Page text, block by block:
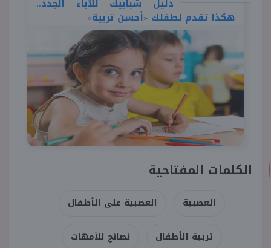
دليل شبابيك للآباء الجدد..
هكذا تقدم لطفلك «أحسن تربية»
الكلمات المفتاحية
العصبية العصبية على الأطفال
تربية الأطفال نصائح للأمهات